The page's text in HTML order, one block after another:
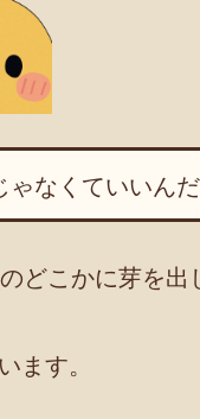
なくていいんだ
こかに芽を出
す。